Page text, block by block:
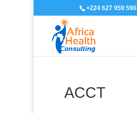
+224 627 959 590
ACCT